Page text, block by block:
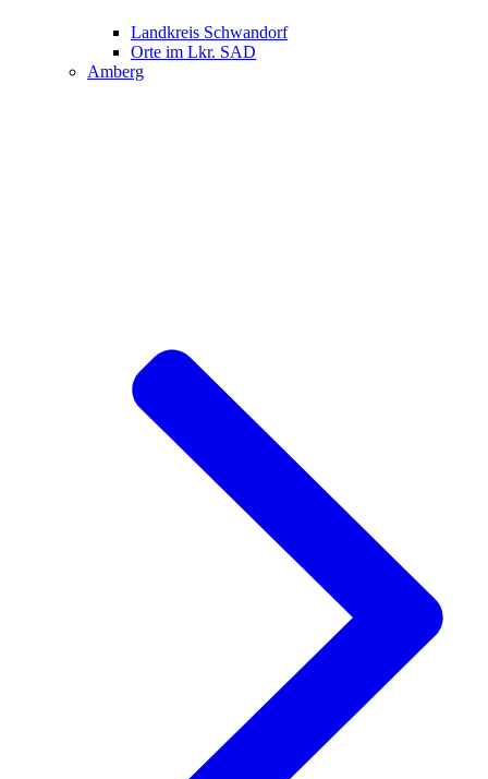
Landkreis Schwandorf
Orte im Lkr. SAD
Amberg